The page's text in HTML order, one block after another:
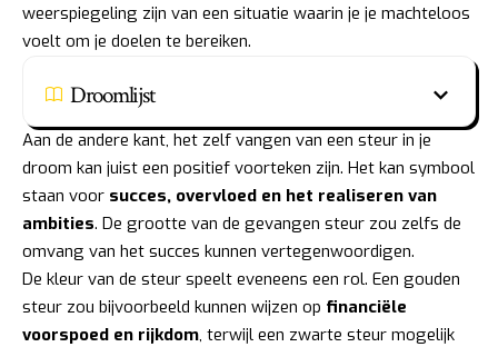
weerspiegeling zijn van een situatie waarin je je machteloos
voelt om je doelen te bereiken.
Droomlijst
Aan de andere kant, het zelf vangen van een steur in je
droom kan juist een positief voorteken zijn. Het kan symbool
staan voor succes, overvloed en het realiseren van
ambities. De grootte van de gevangen steur zou zelfs de
omvang van het succes kunnen vertegenwoordigen.
De kleur van de steur speelt eveneens een rol. Een gouden
steur zou bijvoorbeeld kunnen wijzen op financiële
voorspoed en rijkdom, terwijl een zwarte steur mogelijk